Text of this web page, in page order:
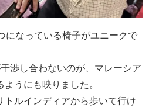
になっている椅子がユニークで
渉し合わないのが、マレーシア
うにも映りました。
トルインディアから歩いて行け